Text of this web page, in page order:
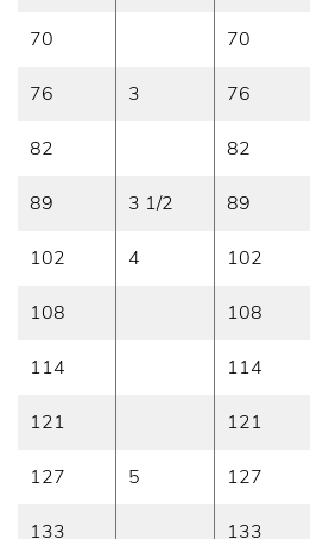
70 70
76 3 76
82 82
89 3 1/2 89
102 4 102
108 108
114 114
121 121
127 5 127
133 133